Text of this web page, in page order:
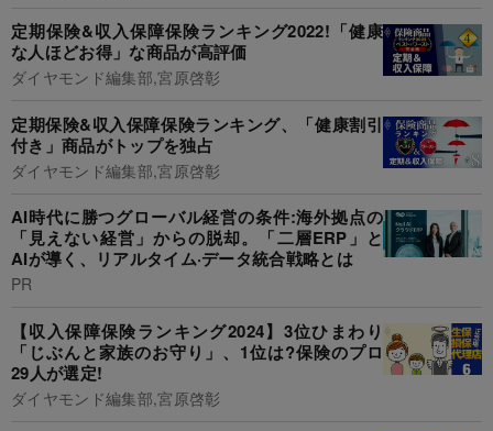
定期保険&収入保障保険ランキング2022!「健康
な人ほどお得」な商品が高評価
ダイヤモンド編集部,宮原啓彰
定期保険&収入保障保険ランキング、「健康割引
付き」商品がトップを独占
ダイヤモンド編集部,宮原啓彰
AI時代に勝つグローバル経営の条件:海外拠点の
「見えない経営」からの脱却。「二層ERP」と
AIが導く、リアルタイム·データ統合戦略とは
PR
【収入保障保険ランキング2024】3位ひまわり
「じぶんと家族のお守り」、1位は?保険のプロ
29人が選定!
ダイヤモンド編集部,宮原啓彰